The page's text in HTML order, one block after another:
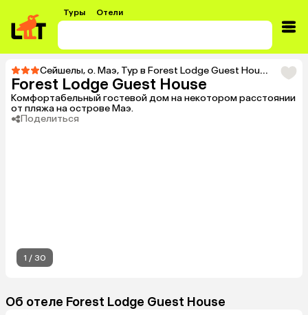
Туры Отели
Сейшелы,о. Маэ, Тур в Forest Lodge Guest House
Forest Lodge Guest House
Комфортабельный гостевой дом на некотором расстоянии
от пляжа на острове Маэ.
Поделиться
1 / 30
Об отеле Forest Lodge Guest House